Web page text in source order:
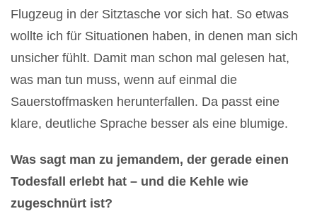
Flugzeug in der Sitztasche vor sich hat. So etwas
wollte ich für Situationen haben, in denen man sich
unsicher fühlt. Damit man schon mal gelesen hat,
was man tun muss, wenn auf einmal die
Sauerstoffmasken herunterfallen. Da passt eine
klare, deutliche Sprache besser als eine blumige.
Was sagt man zu jemandem, der gerade einen
Todesfall erlebt hat – und die Kehle wie
zugeschnürt ist?